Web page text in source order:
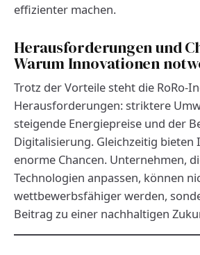
effizienter machen.
Herausforderungen und
Warum Innovationen
Trotz der Vorteile steht die RoRo-
Herausforderungen: striktere
steigende Energiepreise und der
Digitalisierung. Gleichzeitig bieten
enorme Chancen. Unternehmen,
Technologien anpassen, können
wettbewerbsfähiger werden,
Beitrag zu einer nachhaltigen